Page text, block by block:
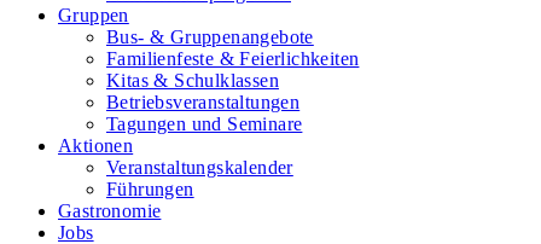
Gruppen
Bus- & Gruppenangebote
Familienfeste & Feierlichkeiten
Kitas & Schulklassen
Betriebsveranstaltungen
Tagungen und Seminare
Aktionen
Veranstaltungskalender
Führungen
Gastronomie
Jobs